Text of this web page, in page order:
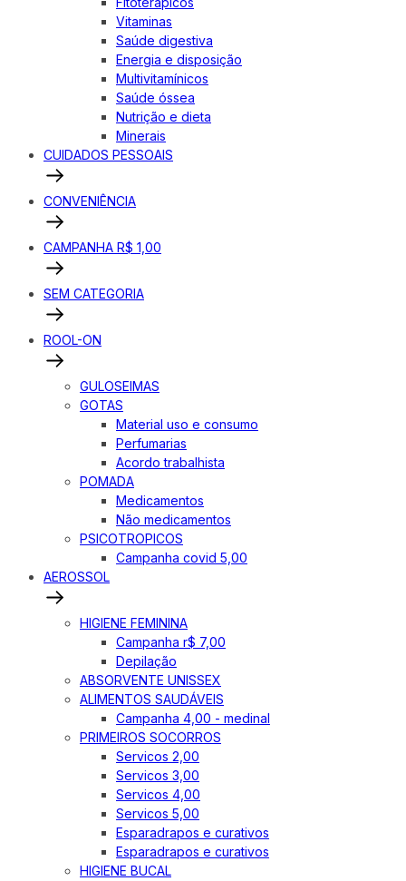
Vitaminas
Saúde digestiva
Energia e disposição
Multivitamínicos
Saúde óssea
Nutrição e dieta
Minerais
CUIDADOS PESSOAIS
CONVENIÊNCIA
CAMPANHA R$ 1,00
SEM CATEGORIA
ROOL-ON
GULOSEIMAS
GOTAS
Material uso e consumo
Perfumarias
Acordo trabalhista
POMADA
Medicamentos
Não medicamentos
PSICOTROPICOS
Campanha covid 5,00
AEROSSOL
HIGIENE FEMININA
Campanha r$ 7,00
Depilação
ABSORVENTE UNISSEX
ALIMENTOS SAUDÁVEIS
Campanha 4,00 - medinal
PRIMEIROS SOCORROS
Servicos 2,00
Servicos 3,00
Servicos 4,00
Servicos 5,00
Esparadrapos e curativos
Esparadrapos e curativos
HIGIENE BUCAL